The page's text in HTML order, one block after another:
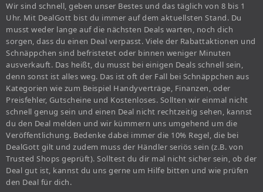
Wir sind schnell, geben unser Bestes und das täglich von 8 bis 1
Uhr. Mit DealGott bist du immer auf dem aktuellsten Stand. Du
musst weder lange auf die nächsten Deals warten, noch dich
sorgen, dass du einen Deal verpasst. Viele der Rabattaktionen und
Schnäppchen sind befristetet oder binnen weniger Minuten
ausverkauft. Das heißt, du musst bei einigen Deals schnell sein,
denn sonst ist alles weg. Das ist oft der Fall bei Schnäppchen aus
Kategorien wie zum Beispiel Handyverträge, Finanzen, oder
Preisfehler, Gutscheine und Kostenloses. Sollten wir einmal nicht
schnell genug sein und einen Deal nicht rechtzeitig sehen, kannst
du den Deal melden und wir kümmern uns umgehend um die
Veröffentlichung. Bedenke dabei immer die 10% Regel, die bei
DealGott gilt und zudem muss der Händler seriös sein (z.B. von
Trusted Shops geprüft). Solltest du dir mal nicht sicher sein, ob der
Deal gut ist, kannst du uns gerne um Hilfe bitten und wie prüfen
den Deal für dich.